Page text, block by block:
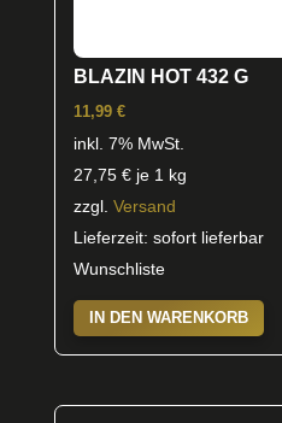
BLAZIN HOT 432 G
11,99 €
inkl. 7% MwSt.
27,75 €je 1 kg
zzgl. Versand
Lieferzeit: sofort lieferbar
Wunschliste
IN DEN WARENKORB